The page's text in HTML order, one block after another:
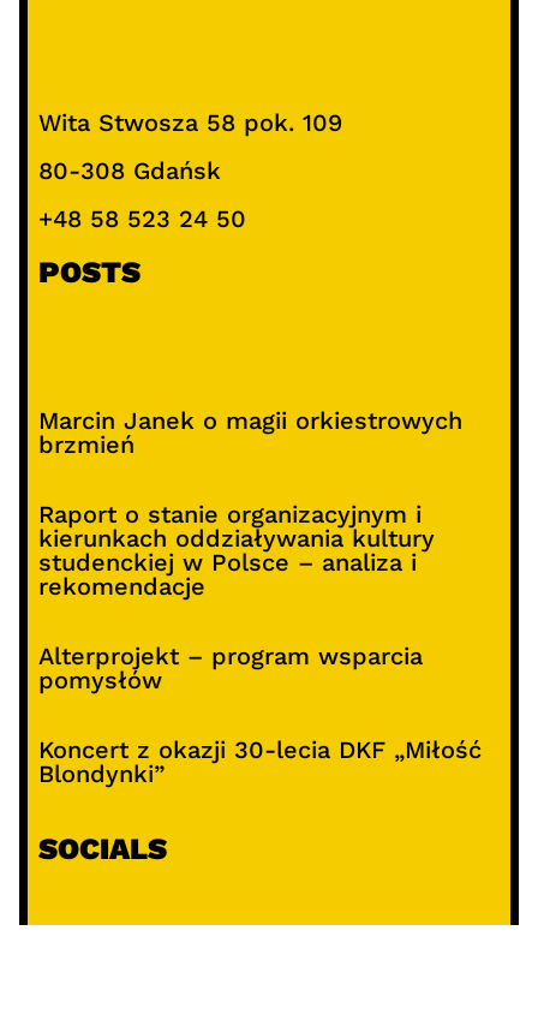
Wita Stwosza 58 pok. 109
80-308 Gdańsk
+48 58 523 24 50
POSTS
Marcin Janek o magii orkiestrowych
brzmień
Raport o stanie organizacyjnym i
kierunkach oddziaływania kultury
studenckiej w Polsce – analiza i
rekomendacje
Alterprojekt – program wsparcia
pomysłów
Koncert z okazji 30-lecia DKF „Miłość
Blondynki”
SOCIALS